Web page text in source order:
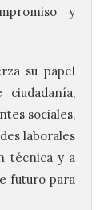
y
su papel
sociales,
laborales
técnica y a
futuro para